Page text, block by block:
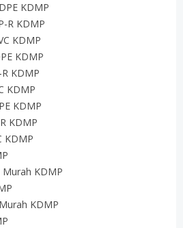
KDMP
R KDMP
KDMP
KDMP
KDMP
KDMP
KDMP
KDMP
KDMP
Murah KDMP
KDMP